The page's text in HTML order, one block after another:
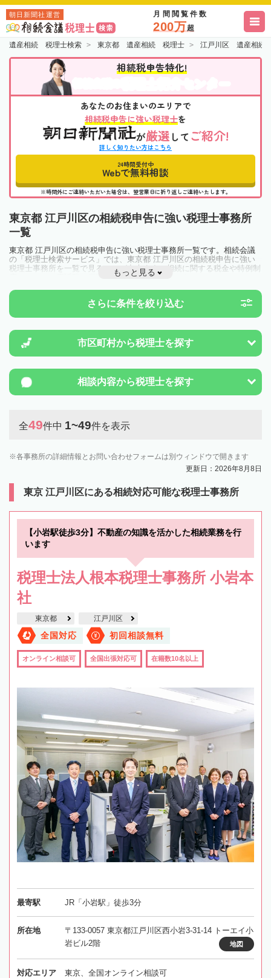
朝日新聞社運営 月間閲覧件数
200万超
遺産相続 税理士検索 東京都 遺産相続 税理士 江戸川区 遺産相続
相続税申告特化!
あなたのお住まいのエリアで
相続税申告に強い税理士を
が厳選 して ご紹介!
詳しく知りたい方はこちら
24時間受付中
Webで無料相談
※時間外にご連絡いただいた場合は、翌営業日に折り返しご連絡いたします。
東京都 江戸川区の相続税申告に強い税理士事務所
一覧
東京都 江戸川区の相続税申告に強い税理士事務所一覧です。相続会議
の「税理士検索サービス」では、東京都 江戸川区の相続税申告に強い
税理士事務所を一覧で見ることが出来ます。相続に関する税金や特例制
度のことは一度近隣の税理士に相談してみましょう。
もっと見る
さらに条件を絞り込む
市区町村から税理士を探す
相談内容から税理士を探す
全49件中 1~49件を表示
各事務所の詳細情報とお問い合わせフォームは別ウィンドウで開きます
更新日：2026年8月8日
東京 江戸川区にある相続対応可能な税理士事務所
【小岩駅徒歩3分】不動産の知識を活かした相続業務を行
います
税理士法人根本税理士事務所 小岩本
社
東京都 江戸川区
全国対応 初回相談無料
オンライン相談可 全国出張対応可 在籍数10名以上
最寄駅 JR「小岩駅」徒歩3分
所在地
〒133-0057 東京都江戸川区西小岩3-31-14 トーエイ小
岩ビル2階
地図
対応エリア 東京、全国オンライン相談可